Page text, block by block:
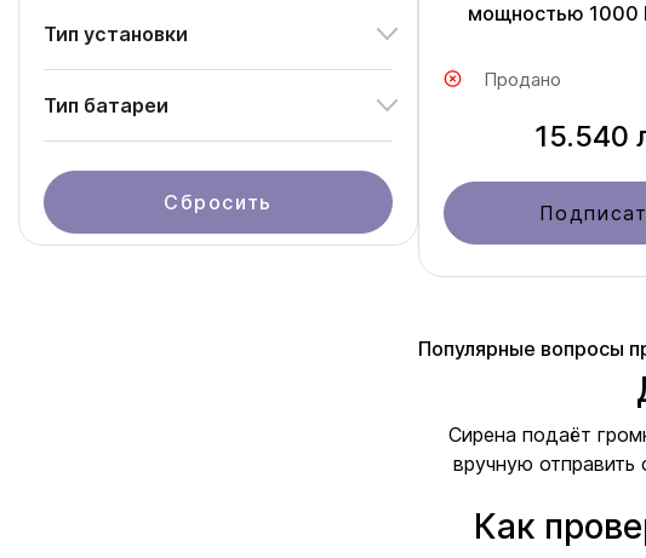
Тип установки
Тип батареи
Сбросить
мощностью 1000
Продано
15.540
Популярные вопросы
Сирена подаёт
вручную
Как